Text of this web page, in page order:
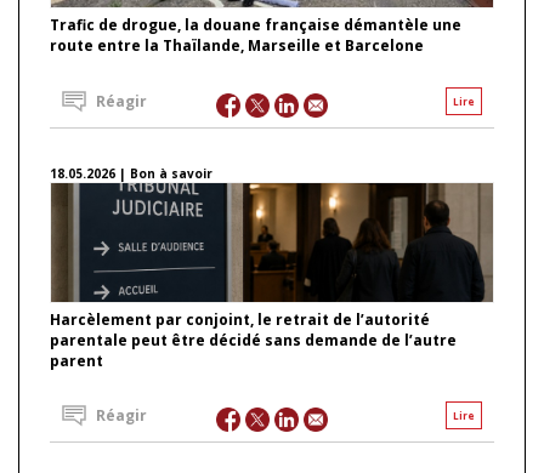
Trafic de drogue, la douane française démantèle une
route entre la Thaïlande, Marseille et Barcelone
Lire
Réagir
18.05.2026 | Bon à savoir
Harcèlement par conjoint, le retrait de l’autorité
parentale peut être décidé sans demande de l’autre
parent
Lire
Réagir